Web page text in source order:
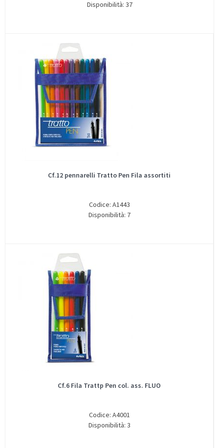
Disponibilità: 37
Cf.12 pennarelli Tratto Pen Fila assortiti
Codice: A1443
Disponibilità: 7
Cf.6 Fila Trattp Pen col. ass. FLUO
Codice: A4001
Disponibilità: 3